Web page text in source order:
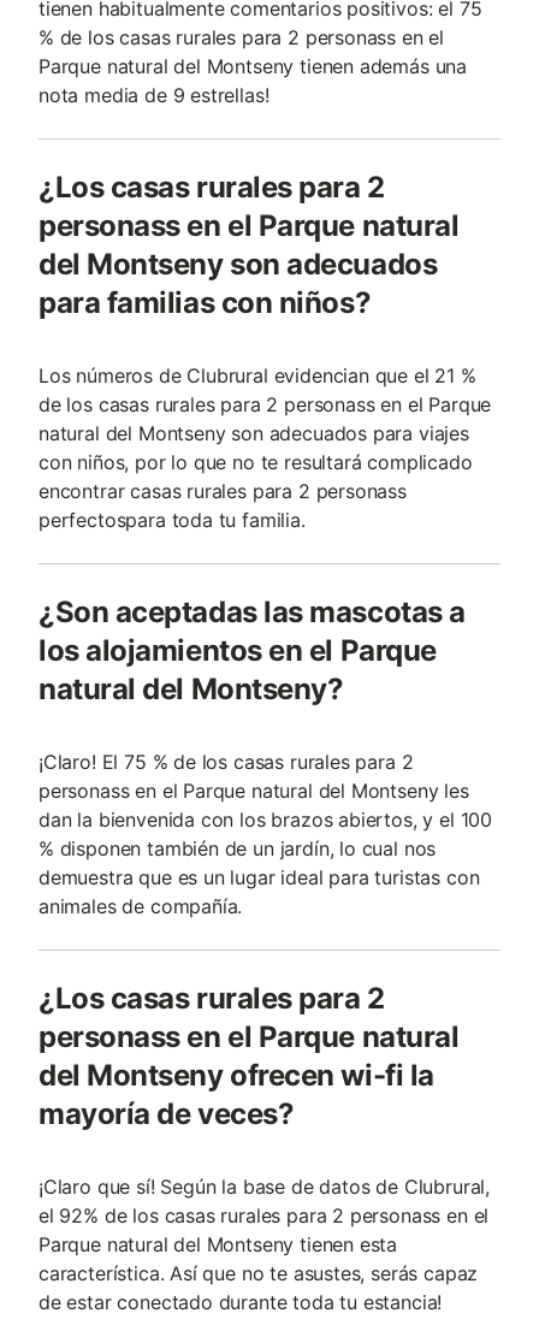
tienen habitualmente comentarios positivos: el 75
% de los casas rurales para 2 personass en el
Parque natural del Montseny tienen además una
nota media de 9 estrellas!
¿Los casas rurales para 2
personass en el Parque natural
del Montseny son adecuados
para familias con niños?
Los números de Clubrural evidencian que el 21 %
de los casas rurales para 2 personass en el Parque
natural del Montseny son adecuados para viajes
con niños, por lo que no te resultará complicado
encontrar casas rurales para 2 personass
perfectospara toda tu familia.
¿Son aceptadas las mascotas a
los alojamientos en el Parque
natural del Montseny?
¡Claro! El 75 % de los casas rurales para 2
personass en el Parque natural del Montseny les
dan la bienvenida con los brazos abiertos, y el 100
% disponen también de un jardín, lo cual nos
demuestra que es un lugar ideal para turistas con
animales de compañía.
¿Los casas rurales para 2
personass en el Parque natural
del Montseny ofrecen wi-fi la
mayoría de veces?
¡Claro que sí! Según la base de datos de Clubrural,
el 92% de los casas rurales para 2 personass en el
Parque natural del Montseny tienen esta
característica. Así que no te asustes, serás capaz
de estar conectado durante toda tu estancia!